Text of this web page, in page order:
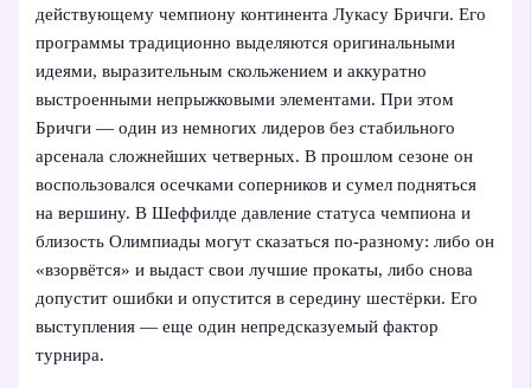
действующему чемпиону континента Лукасу Бричги. Его
программы традиционно выделяются оригинальными
идеями, выразительным скольжением и аккуратно
выстроенными непрыжковыми элементами. При этом
Бричги — один из немногих лидеров без стабильного
арсенала сложнейших четверных. В прошлом сезоне он
воспользовался осечками соперников и сумел подняться
на вершину. В Шеффилде давление статуса чемпиона и
близость Олимпиады могут сказаться по‑разному: либо он
«взорвётся» и выдаст свои лучшие прокаты, либо снова
допустит ошибки и опустится в середину шестёрки. Его
выступления — еще один непредсказуемый фактор
турнира.